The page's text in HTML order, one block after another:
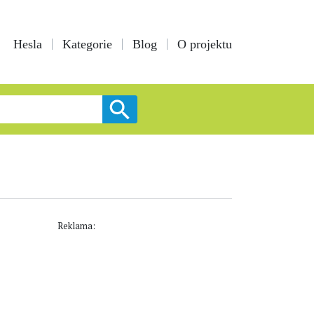
Hesla Kategorie Blog O projektu
Reklama: